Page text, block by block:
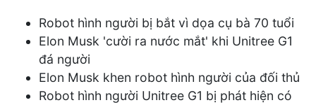
Robot hình người bị bắt vì dọa cụ bà 70 tuổi
Elon Musk 'cười ra nước mắt' khi Unitree G1
đá người
Elon Musk khen robot hình người của đối thủ
Robot hình người Unitree G1 bị phát hiện có